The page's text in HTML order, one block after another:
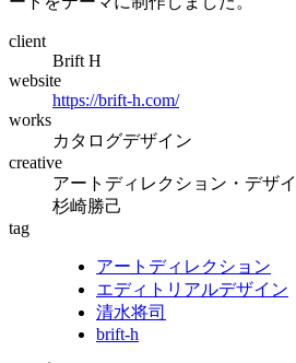
client
Brift H
website
https://brift-h.com/
works
カタログデザイン
creative
アートディレクション・デザ
杉崎勝己
tag
アートディレクション
エディトリアルデザイン
清水将司
brift-h